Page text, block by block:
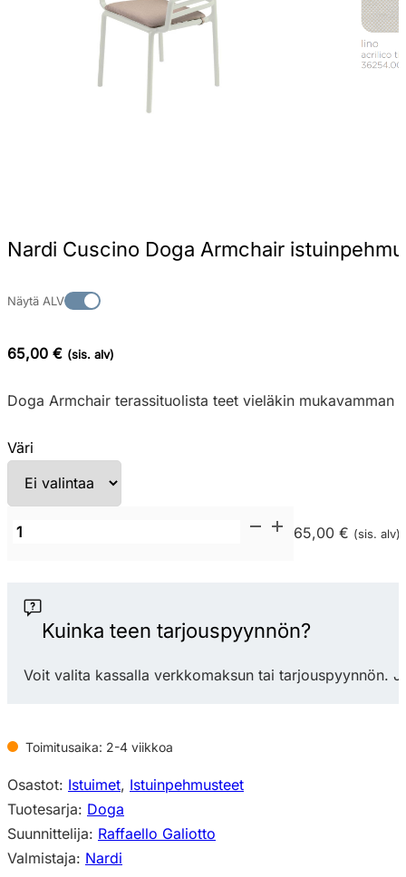
Nardi Cuscino Doga Armchair
Näytä ALV
65,00 € (sis. alv)
Doga Armchair terassituolista teet vieläkin
Väri
Nardi
Armchair
istuinpehmuste
65,00 € (sis. alv)
Kuinka teen tarjouspyynnön?
Voit valita kassalla verkkomaksun tai tarjouspyynnön.
Toimitusaika: 2-4 viikkoa
Osastot: Istuimet, Istuinpehmusteet
Tuotesarja: Doga
Suunnittelija: Raffaello Galiotto
Valmistaja: Nardi